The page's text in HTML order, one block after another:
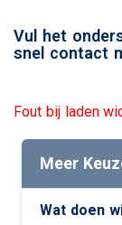
Vul het
snel contact
Fout bij laden
Meer
Wat doen